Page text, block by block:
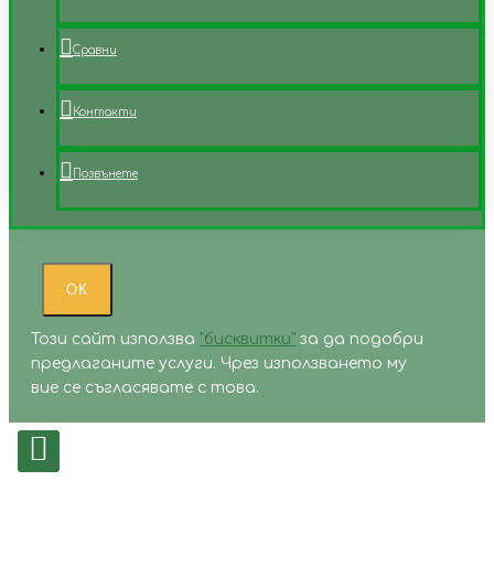
Сравни
Контакти
Позвънете
ОК
Този сайт използва "бисквитки" за да подобри
предлаганите услуги. Чрез използването му
вие се съгласявате с това.